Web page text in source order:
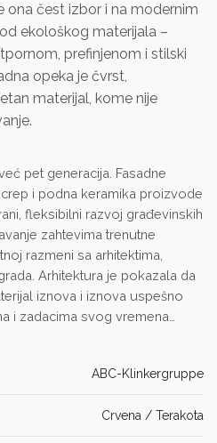
ona čest izbor i na modernim
ekološkog materijala –
prefinjenom i stilski
opeka je čvrst,
materijal, kome nije
pet generacija. Fasadne
i podna keramika proizvode
fleksibilni razvoj građevinskih
zahtevima trenutne
razmeni sa arhitektima,
Arhitektura je pokazala da
iznova i iznova uspešno
i zadacima svog vremena…
ABC-Klinkergruppe
Crvena / Terakota